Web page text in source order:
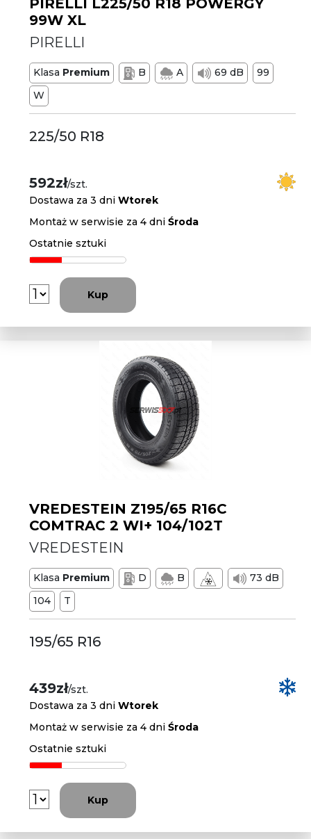
PIRELLI L225/50 R18 POWERGY
99W XL
PIRELLI
Klasa Premium B A 69 dB
99
W
225/50 R18
592zł/szt.
Dostawa za 3 dniWtorek
Montaż w serwisie za 4 dniŚroda
Ostatnie sztuki
Kup
VREDESTEIN Z195/65 R16C
COMTRAC 2 WI+ 104/102T
VREDESTEIN
Klasa Premium D B
73 dB
104
T
195/65 R16
439zł/szt.
Dostawa za 3 dniWtorek
Montaż w serwisie za 4 dniŚroda
Ostatnie sztuki
Kup